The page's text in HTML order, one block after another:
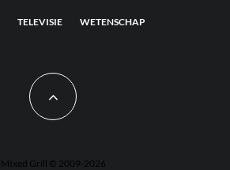
TELEVISIE WETENSCHAP
MIxed Grill © 2009-2026